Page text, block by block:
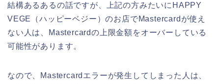
結構あるあるの話ですが、上記の方みたいにHAPPY
VEGE（ハッピーベジー）のお店でMastercardが使え
ない人は、Mastercardの上限金額をオーバーしている
可能性があります。
なので、Mastercardエラーが発生してしまった人は、